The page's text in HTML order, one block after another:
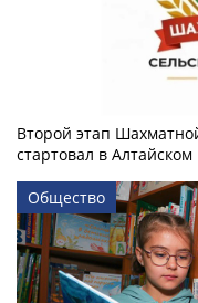
Второй этап
стартовал в Алтайском
Общество